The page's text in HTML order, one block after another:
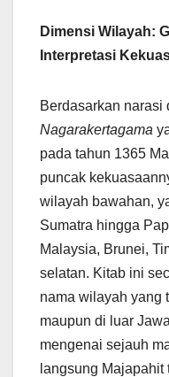
Dimensi Wilayah:
Interpretasi
Berdasarkan narasi
Nagarakertagama
pada tahun 1365
puncak
wilayah bawahan,
Sumatra hingga
Malaysia, Brunei,
selatan. Kitab ini
nama wilayah yang
maupun di luar
mengenai sejauh
langsung